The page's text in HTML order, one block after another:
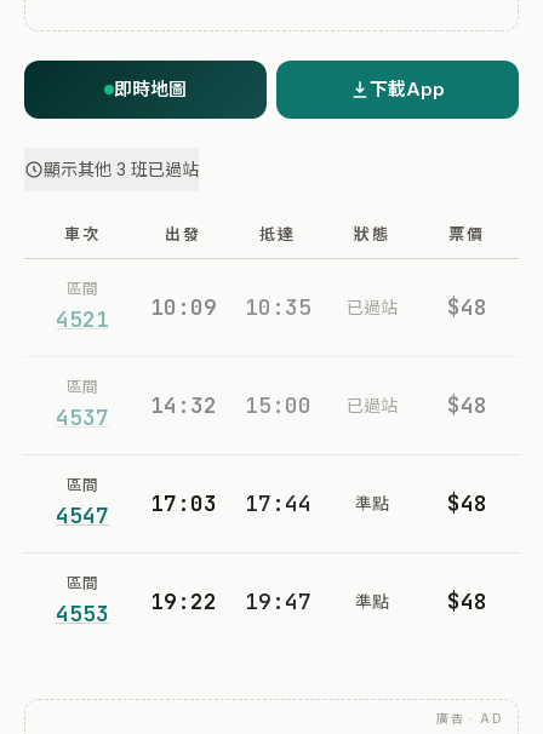
即時地圖 下載App
顯示其他 3 班已過站
車次 出發 抵達 狀態 票價
區間
4521 10:09 10:35 已過站 $48
區間
4537 14:32 15:00 已過站 $48
區間
4547 17:03 17:44 準點 $48
區間
4553 19:22 19:47 準點 $48
廣告 · AD